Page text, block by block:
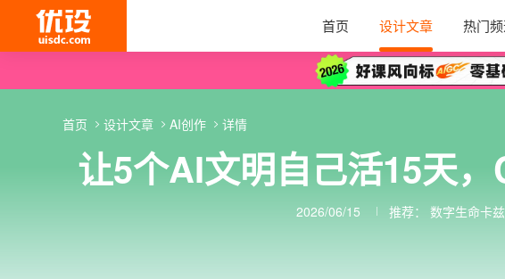
首页 设计文章 热门
让5个AI文明自己活15天
2026/06/15 推荐： 数字生命卡
首页 设计文章 AI创作 详情